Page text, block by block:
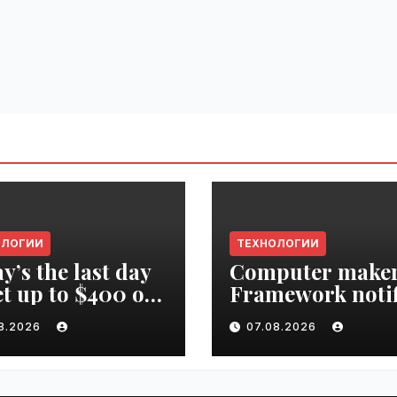
the last day
up to $400 off
2026 ticket |
ТЕХНОЛОГИИ
Computer
Framework
‘all customers’ of
data breach |
VseTime.ru
07.08.2026